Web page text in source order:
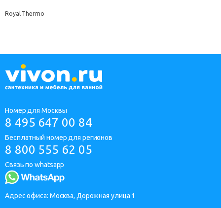
Royal Thermo
Номер для Москвы
8 495 647 00 84
Бесплатный номер для регионов
8 800 555 62 05
Связь по whatsapp
Адрес офиса: Москва, Дорожная улица 1